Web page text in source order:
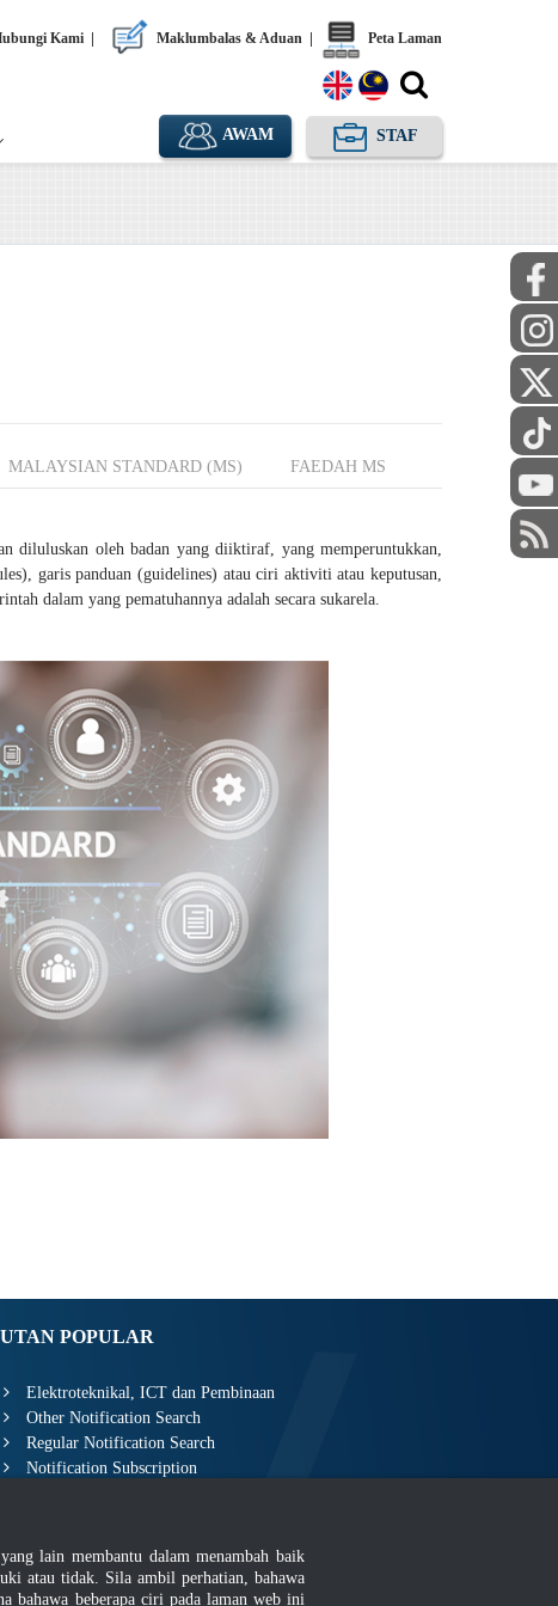
Kami Maklumbalas & Aduan Peta Laman
AWAM STAF
MALAYSIAN STANDARD (MS) FAEDAH MS
diluluskan oleh badan yang diiktiraf, yang memperuntukkan,
garis panduan (guidelines) atau ciri aktiviti atau keputusan,
dalam yang pematuhannya adalah secara sukarela.
POPULAR
Elektroteknikal, ICT dan Pembinaan
Other Notification Search
Regular Notification Search
Notification Subscription
lain membantu dalam menambah baik
atau tidak. Sila ambil perhatian, bahawa
bahawa beberapa ciri pada laman web ini